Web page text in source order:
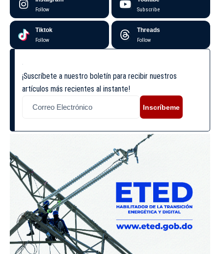
Follow Subscribe
Tiktok
Follow
Threads
Follow
¡Suscríbete a nuestro boletín para recibir nuestros
artículos más recientes al instante!
Inscríbeme